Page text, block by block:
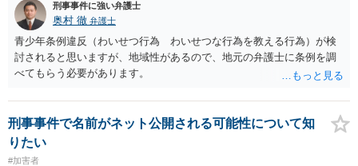
査の対象になることはありません。 警察から連絡がくることもないで
しょう。 【質問２】 見せようと思っていないことは，服を着たりする
行為から明らかです。したがいまして，注意を受けることさえありま
せん。まして，刑罰として罰せられることもありません。 【質問３】
以上のように犯罪の嫌疑が否定されますから，逮捕勾留される可能性
が成立することが前提ですので，不起訴とする理由としても前提を欠
いています。不起訴にするにしても，不起訴の可能性はありません。
あえて不起訴の理由を挙げるなら，「嫌疑不十分」か「嫌疑なし」で
す。
刑事事件に強い弁護士
奥村 徹 弁護士
青少年条例違反（わいせつ行為 わいせつな行為を教える行為）が検
討されると思いますが、地域性があるので、地元の弁護士に条例を調
べてもらう必要があります。
刑事事件で名前がネット公開される可能性について知
りたい
#加害者